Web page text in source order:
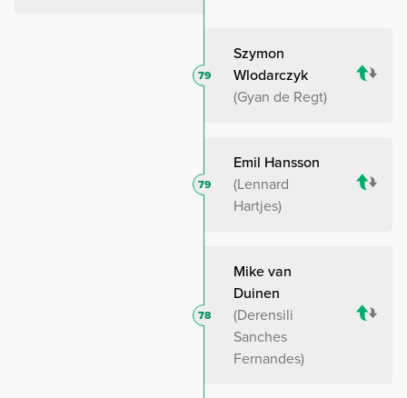
Szymon
Wlodarczyk
Gyan de Regt
79
Emil Hansson
Lennard
Hartjes
79
Mike van
Duinen
Derensili
Sanches
Fernandes
78